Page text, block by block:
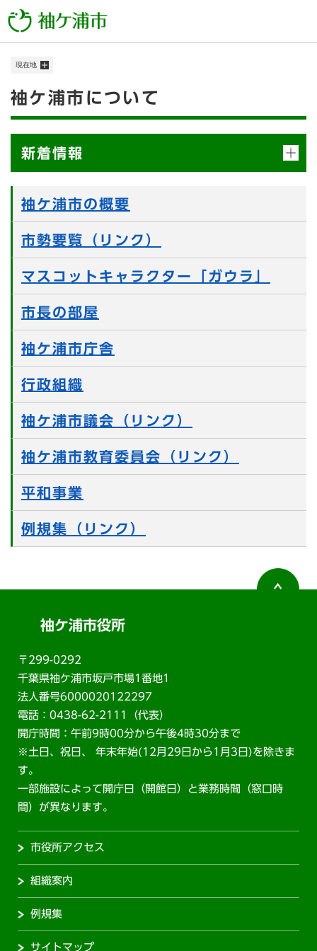
ー
メニューを飛ばして本文へ
現在地
本
袖ケ浦市について
新着情報
袖ケ浦市の概要
市勢要覧（リンク）
マスコットキャラクター「ガウラ」
市長の部屋
袖ケ浦市庁舎
行政組織
袖ケ浦市議会（リンク）
袖ケ浦市教育委員会（リンク）
平和事業
例規集（リンク）
袖ケ浦市役所
〒299-0292
千葉県袖ケ浦市坂戸市場1番地1
法人番号6000020122297
電話：0438-62-2111（代表）
開庁時間：午前9時00分から午後4時30分まで
※土日、祝日、 年末年始(12月29日から1月3日)を除きま
す。
一部施設によって開庁日（開館日）と業務時間（窓口時
間）が異なります。
市役所アクセス
組織案内
例規集
サイトマップ